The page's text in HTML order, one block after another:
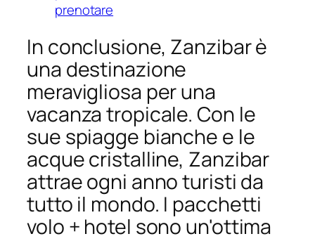
prenotare
In conclusione, Zanzibar è
una destinazione
meravigliosa per una
vacanza tropicale. Con le
sue spiagge bianche e le
acque cristalline, Zanzibar
attrae ogni anno turisti da
tutto il mondo. I pacchetti
volo + hotel sono un'ottima